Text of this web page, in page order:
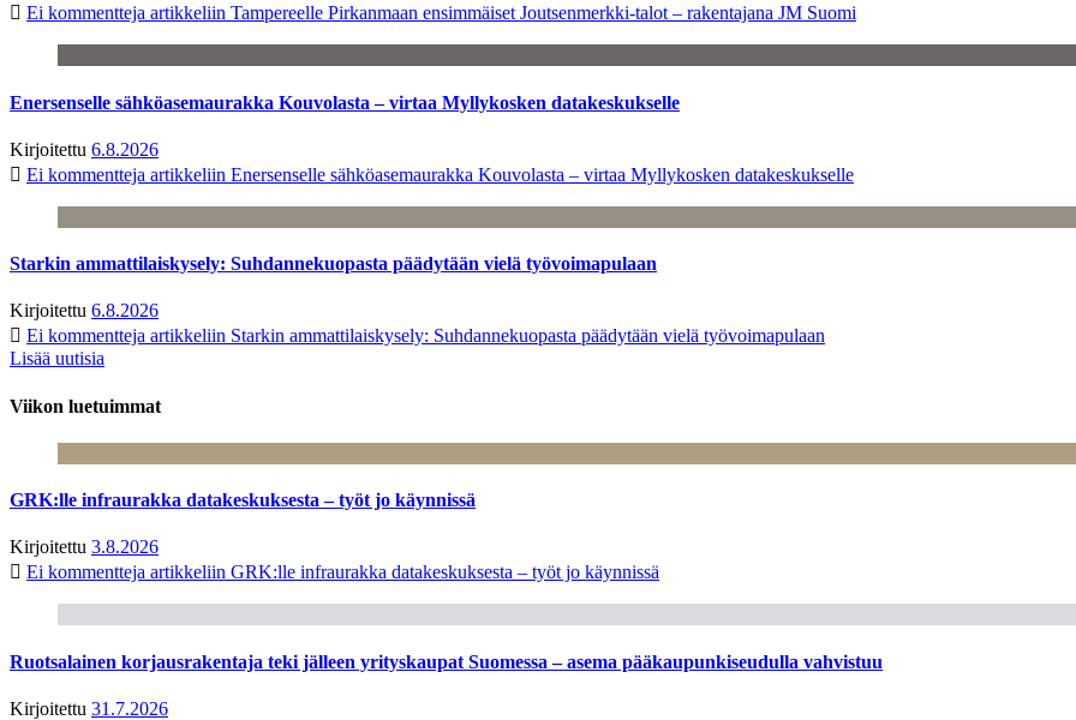
Ei kommentteja artikkeliin Tampereelle Pirkanmaan ensimmäiset Joutsenmerkki-talot – rakentajana JM Suomi
Enersenselle sähköasemaurakka Kouvolasta – virtaa Myllykosken datakeskukselle
Kirjoitettu 6.8.2026
Ei kommentteja artikkeliin Enersenselle sähköasemaurakka Kouvolasta – virtaa Myllykosken datakeskukselle
Starkin ammattilaiskysely: Suhdannekuopasta päädytään vielä työvoimapulaan
Kirjoitettu 6.8.2026
Ei kommentteja artikkeliin Starkin ammattilaiskysely: Suhdannekuopasta päädytään vielä työvoimapulaan
Lisää uutisia
Viikon luetuimmat
GRK:lle infraurakka datakeskuksesta – työt jo käynnissä
Kirjoitettu 3.8.2026
Ei kommentteja artikkeliin GRK:lle infraurakka datakeskuksesta – työt jo käynnissä
Ruotsalainen korjausrakentaja teki jälleen yrityskaupat Suomessa – asema pääkaupunkiseudulla vahvistuu
Kirjoitettu 31.7.2026